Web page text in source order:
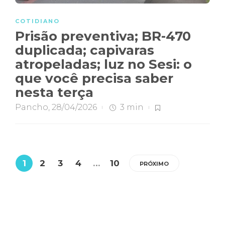
COTIDIANO
Prisão preventiva; BR-470
duplicada; capivaras
atropeladas; luz no Sesi: o
que você precisa saber
nesta terça
Pancho, 28/04/2026 3 min
1 2 3 4 … 10 PRÓXIMO